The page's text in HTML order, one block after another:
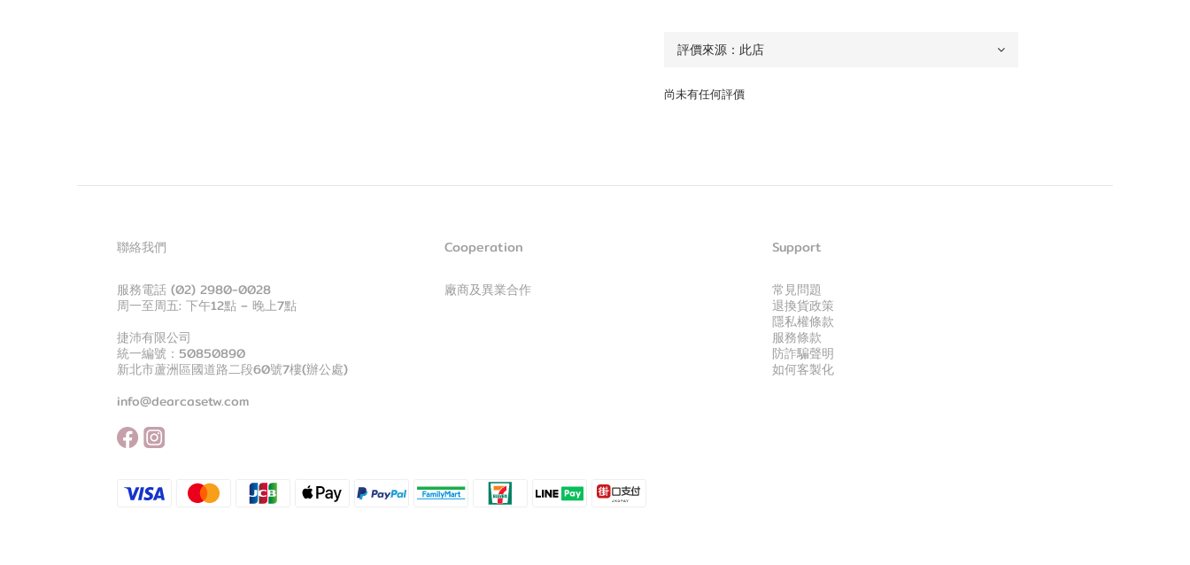
尚未有任何評價
聯絡我們
服務電話 (02) 2980-0028
周一至周五: 下午12點 – 晚上7點
捷沛有限公司
統一編號：50850890
新北市蘆洲區國道路二段60號7樓(辦公處)
info@dearcasetw.com
Cooperation
廠商及異業合作
Support
常見問題
退換貨政策
隱私權條款
服務條款
防詐騙聲明
如何客製化